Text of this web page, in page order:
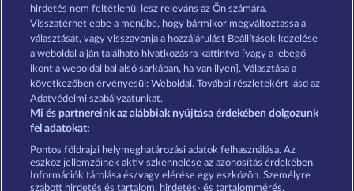
Részvételi feltételek
Adatkezelési tájékoztató Impresszum
A cég GYIK Partnerprogram
hirdetés nem feltétlenül lesz releváns az Ön számára.
Visszatérhet ebbe a menübe, hogy bármikor megváltoztassa a
választását, vagy visszavonja a hozzájárulást Beállítások kezelése
a weboldal alján található hivatkozásra kattintva [vagy a lebegő
ikont a weboldal bal alsó sarkában, ha van ilyen]. Választása a
következőben érvényesül: Weboldal. További részletekért lásd az
Adatvédelmi szabályzatunkat.
Mi és partnereink az alábbiak nyújtása érdekében dolgozunk
fel adatokat:
Pontos földrajzi helymeghatározási adatok felhasználása. Az
eszköz jellemzőinek aktív szkennelése az azonosítás érdekében.
Információk tárolása és/vagy elérése egy eszközön. Személyre
szabott hirdetés és tartalom, hirdetés- és tartalommérés,